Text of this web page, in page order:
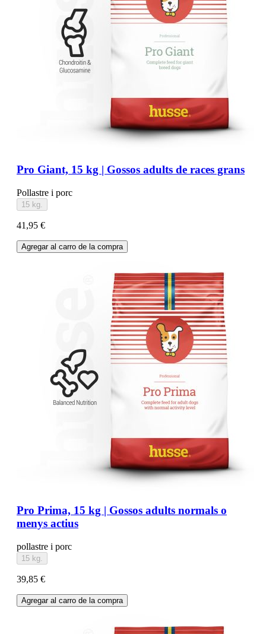
Pro Giant, 15 kg | Gossos adults de races grans
Pollastre i porc
15 kg.
41,95 €
Agregar al carro de la compra
Pro Prima, 15 kg | Gossos adults normals o
menys actius
pollastre i porc
15 kg.
39,85 €
Agregar al carro de la compra